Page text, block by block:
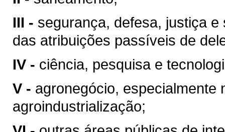
III - segurança, defesa, justiça
das atribuições passíveis de
IV - ciência, pesquisa e
V - agronegócio, especialmente
agroindustrialização;